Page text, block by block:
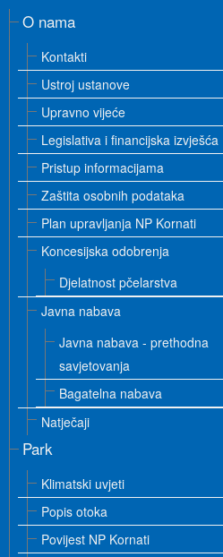
O nama
Kontakti
Ustroj ustanove
Upravno vijeće
Legislativa i financijska izvješća
Pristup informacijama
Zaštita osobnih podataka
Plan upravljanja NP Kornati
Koncesijska odobrenja
Djelatnost pčelarstva
Javna nabava
Javna nabava - prethodna
savjetovanja
Bagatelna nabava
Natječaji
Park
Klimatski uvjeti
Popis otoka
Povijest NP Kornati